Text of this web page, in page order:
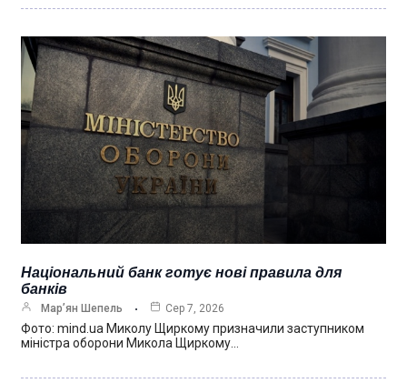
Національний банк готує нові правила для
банків
Мар’ян Шепель Сер 7, 2026
Фото: mind.ua Миколу Щиркому призначили заступником
міністра оборони Микола Щиркому…